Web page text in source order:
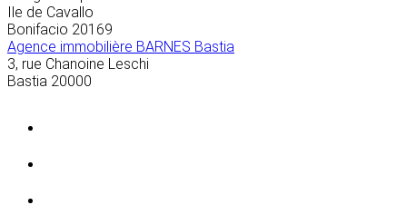
Ile de Cavallo
Bonifacio 20169
Agence immobilière BARNES Bastia
3, rue Chanoine Leschi
Bastia 20000